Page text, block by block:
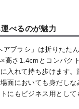
べるのが魅力
アブラシ」は折りたた
高さ1.4cmとコンパク
入れて持ち歩けます。
面においても身だし
にもビジネス用として